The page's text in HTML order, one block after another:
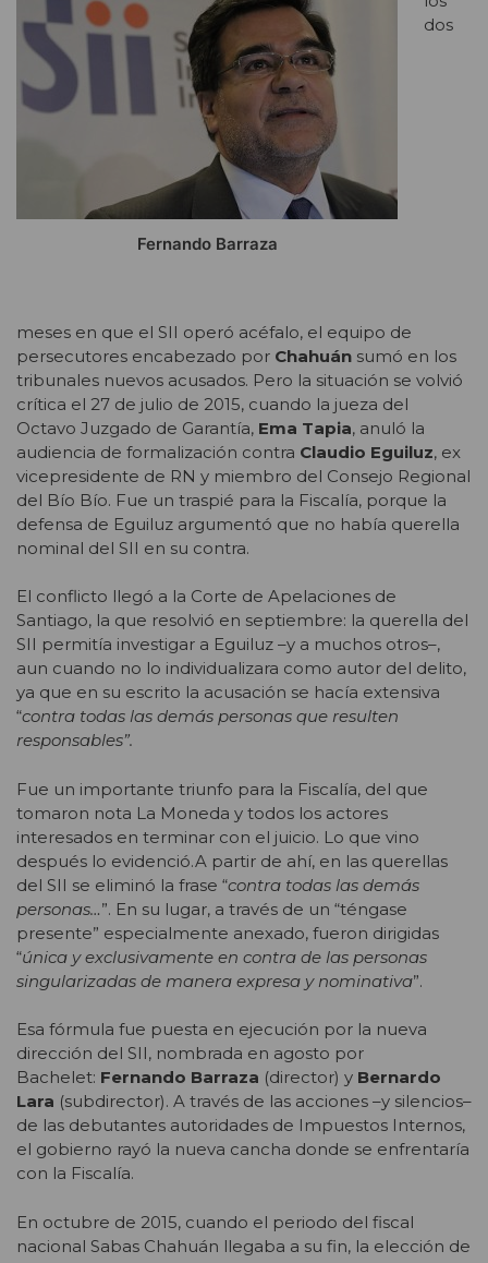
Fernando Barraza
dos
meses en que el SII operó acéfalo, el equipo de
persecutores encabezado por Chahuán sumó en los
tribunales nuevos acusados. Pero la situación se volvió
crítica el 27 de julio de 2015, cuando la jueza del
Octavo Juzgado de Garantía, Ema Tapia, anuló la
audiencia de formalización contra Claudio Eguiluz, ex
vicepresidente de RN y miembro del Consejo Regional
del Bío Bío. Fue un traspié para la Fiscalía, porque la
defensa de Eguiluz argumentó que no había querella
nominal del SII en su contra.
El conflicto llegó a la Corte de Apelaciones de
Santiago, la que resolvió en septiembre: la querella del
SII permitía investigar a Eguiluz –y a muchos otros–,
aun cuando no lo individualizara como autor del delito,
ya que en su escrito la acusación se hacía extensiva
“contra todas las demás personas que resulten
responsables”.
Fue un importante triunfo para la Fiscalía, del que
tomaron nota La Moneda y todos los actores
interesados en terminar con el juicio. Lo que vino
después lo evidenció.A partir de ahí, en las querellas
del SII se eliminó la frase “contra todas las demás
personas…”. En su lugar, a través de un “téngase
presente” especialmente anexado, fueron dirigidas
“única y exclusivamente en contra de las personas
singularizadas de manera expresa y nominativa”.
Esa fórmula fue puesta en ejecución por la nueva
dirección del SII, nombrada en agosto por
Bachelet: Fernando Barraza (director) y Bernardo
Lara (subdirector). A través de las acciones –y silencios–
de las debutantes autoridades de Impuestos Internos,
el gobierno rayó la nueva cancha donde se enfrentaría
con la Fiscalía.
En octubre de 2015, cuando el periodo del fiscal
nacional Sabas Chahuán llegaba a su fin, la elección de